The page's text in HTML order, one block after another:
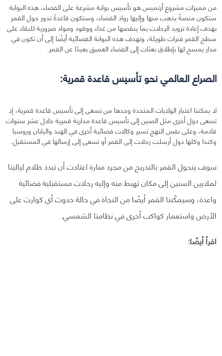
من مميزات مشروع أرتميس هو تأسيس بوابة مشرعة على الفضاء، هذه البوابة
ستكون منصةً يذهب منها وإليها رواد الفضاء، وستكون قاعدةً تدور حول القمر
بهدف إعادة تزويد الرحلات بما ينقصها من غذاء ووقود ومواد ضرورية للبقاء على
سطح القمر فترات طويلة، وتهدف هذه البوابة الفضائية أيضًا إلى أن تكون في
مدار يمسح لها بإطلاق بعثات إلى الفضاء العميق بعيدًا عن القمر.
الصراع العالمي نحو تأسيس قاعدة قمرية:
لا يمكننا اعتبار الولايات المتحدة وحدها من تسعى إلى تأسيس قاعدة قمرية، إذ
تسعى دول أخرى مثل الصين إلى تأسيس قاعدة مدارية قمرية خلال عشر سنوات
قادمة، وعلى نفس النهج تسير وكالات فضائية أخرى في الهند واليابان وروسيا
وكندا وكلها دول أرسلت رحلات إلى القمر أو تسعى إلى إرسالها في المستقبل.
سوف يتحول القمر بالتدريج من مجرد منارة اعتادت أن تبدد ظلام ليالينا
لملايين السنين إلى مكان تهبط منه وإليه رحلات مستقبلية فضائية
واعدة، وسيمكّننا القمر أيضًا من النجاة في حالة حدوث أي كوارث على
الأرض واستعمار كواكب أخرى في نظامنا الشمسي.
اقرأ أيضًا: